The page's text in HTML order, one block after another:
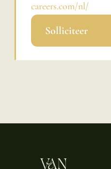
careers.com/nl/
Solliciteer